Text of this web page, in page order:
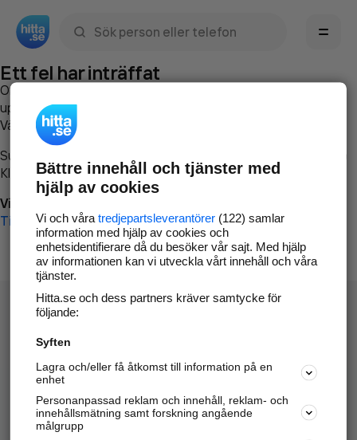
Ett fel har inträffat
Om du vill kan du
uppstod så att vi lättare och snabbare kan avhjälpa det.
Vänligen försök med följande:
Surfa till
Klicka påTillbaka-knappen i webbläsaren och försök igen
Vi beklagar besväret!
Till startsidan
Hitta.se - Gratis nummerupplysning.
Sök företag, personer och platser.
Hitta telefonnummer, adresser, företagsinfo mm.
Bättre innehåll och tjänster med
hjälp av cookies
Vi och våra tredjepartsleverantörer(122) samlar
information med hjälp av cookies och
enhetsidentifierare då du besöker vår sajt. Med hjälp
av informationen kan vi utveckla vårt innehåll och våra
tjänster.
Hitta.se och dess partners kräver samtycke för
följande:
Syften
Lagra och/eller få åtkomst till information på en
enhet
Personanpassad reklam och innehåll, reklam- och
innehållsmätning samt forskning angående
målgrupp